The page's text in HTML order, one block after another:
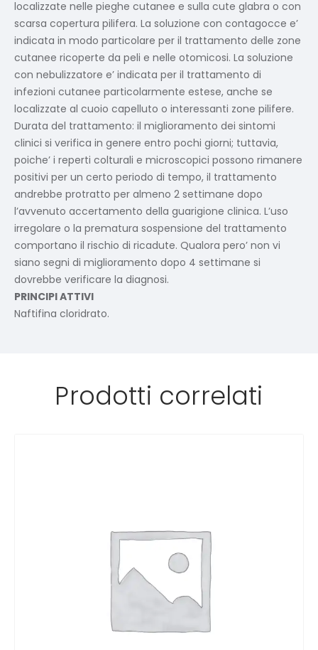
localizzate nelle pieghe cutanee e sulla cute glabra o con
scarsa copertura pilifera. La soluzione con contagocce e’
indicata in modo particolare per il trattamento delle zone
cutanee ricoperte da peli e nelle otomicosi. La soluzione
con nebulizzatore e’ indicata per il trattamento di
infezioni cutanee particolarmente estese, anche se
localizzate al cuoio capelluto o interessanti zone pilifere.
Durata del trattamento: il miglioramento dei sintomi
clinici si verifica in genere entro pochi giorni; tuttavia,
poiche’ i reperti colturali e microscopici possono rimanere
positivi per un certo periodo di tempo, il trattamento
andrebbe protratto per almeno 2 settimane dopo
l’avvenuto accertamento della guarigione clinica. L’uso
irregolare o la prematura sospensione del trattamento
comportano il rischio di ricadute. Qualora pero’ non vi
siano segni di miglioramento dopo 4 settimane si
dovrebbe verificare la diagnosi.
PRINCIPI ATTIVI
Naftifina cloridrato.
Prodotti correlati